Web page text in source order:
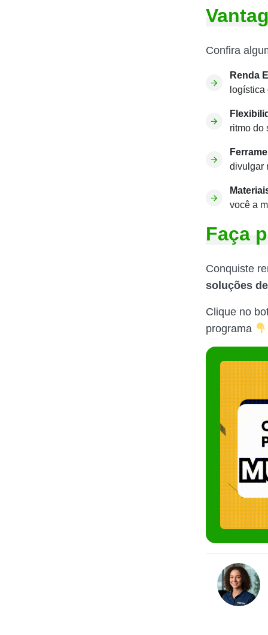
Confira
Renda
ritmo do
divulgar
você a
Faça
Conquiste
soluções
Clique no
programa